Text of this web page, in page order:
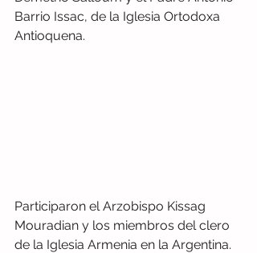
Barrio Issac, de la Iglesia Ortodoxa
Antioquena.
Participaron el Arzobispo Kissag
Mouradian y los miembros del clero
de la Iglesia Armenia en la Argentina.